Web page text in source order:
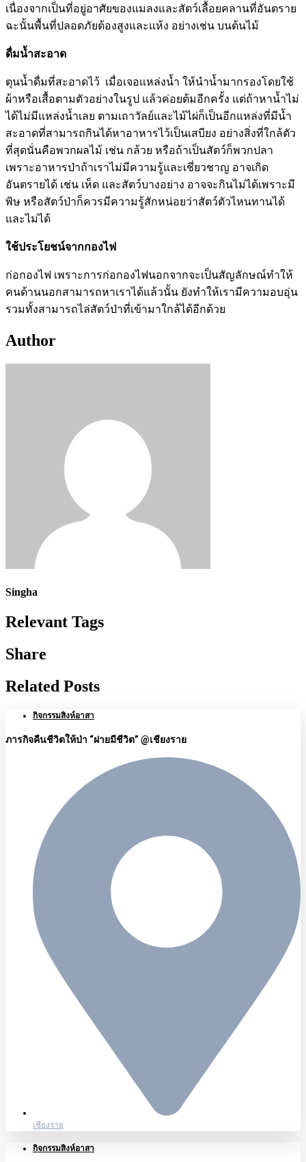
เนื่องจากเป็นที่อยู่อาศัยของแมลงและสัตว์เลื้อยคลานที่อันตราย
ฉะนั้นพื้นที่ปลอดภัยต้องสูงและแห้ง อย่างเช่น บนต้นไม้
ดื่มน้ำสะอาด
ตุนน้ำดื่มที่สะอาดไว้ เมื่อเจอแหล่งน้ำ ให้นำน้ำมากรองโดยใช้
ผ้าหรือเสื้อตามตัวอย่างในรูป แล้วค่อยต้มอีกครั้ง แต่ถ้าหาน้ำไม่
ได้ไม่มีแหล่งน้ำเลย ตามเถาวัลย์และไม้ไผ่ก็เป็นอีกแหล่งที่มีน้ำ
สะอาดที่สามารถกินได้หาอาหารไว้เป็นเสบียง อย่างสิ่งที่ใกล้ตัว
ที่สุดนั่นคือพวกผลไม้ เช่น กล้วย หรือถ้าเป็นสัตว์ก็พวกปลา
เพราะอาหารป่าถ้าเราไม่มีความรู้และเชี่ยวชาญ อาจเกิด
อันตรายได้ เช่น เห็ด และสัตว์บางอย่าง อาจจะกินไม่ได้เพราะมี
พิษ หรือสัตว์ป่าก็ควรมีความรู้สักหน่อยว่าสัตว์ตัวไหนทานได้
และไม่ได้
ใช้ประโยชน์จากกองไฟ
ก่อกองไฟ เพราะการก่อกองไฟนอกจากจะเป็นสัญลักษณ์ทำให้
คนด้านนอกสามารถหาเราได้แล้วนั้น ยังทำให้เรามีความอบอุ่น
รวมทั้งสามารถไล่สัตว์ป่าที่เข้ามาใกล้ได้อีกด้วย
Author
Singha
Relevant Tags
Share
Related Posts
กิจกรรมสิงห์อาสา
ภารกิจคืนชีวิตให้ป่า “ฝายมีชีวิต” @เชียงราย
เชียงราย
กิจกรรมสิงห์อาสา